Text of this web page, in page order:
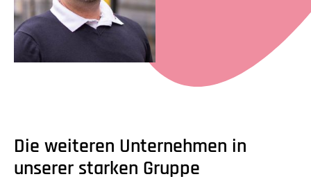
Die weiteren Unternehmen in
unserer starken Gruppe